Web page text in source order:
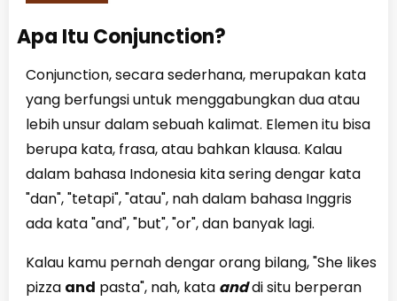
Apa Itu Conjunction?
Conjunction, secara sederhana, merupakan kata
yang berfungsi untuk menggabungkan dua atau
lebih unsur dalam sebuah kalimat. Elemen itu bisa
berupa kata, frasa, atau bahkan klausa. Kalau
dalam bahasa Indonesia kita sering dengar kata
"dan", "tetapi", "atau", nah dalam bahasa Inggris
ada kata "and", "but", "or", dan banyak lagi.
Kalau kamu pernah dengar orang bilang, "She likes
pizza and pasta", nah, kata anddi situ berperan